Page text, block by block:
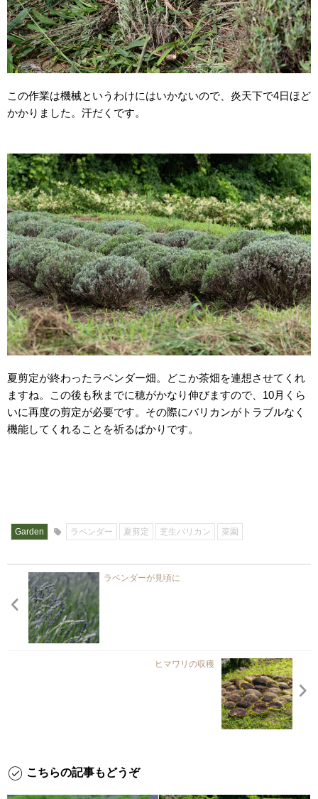
この作業は機械というわけにはいかないので、炎天下で4日ほど
かかりました。汗だくです。
夏剪定が終わったラベンダー畑。どこか茶畑を連想させてくれ
ますね。この後も秋までに穂がかなり伸びますので、10月くら
いに再度の剪定が必要です。その際にバリカンがトラブルなく
機能してくれることを祈るばかりです。
Garden ラベンダー 夏剪定 芝生バリカン 菜園
ラベンダーが見頃に
ヒマワリの収穫
こちらの記事もどうぞ